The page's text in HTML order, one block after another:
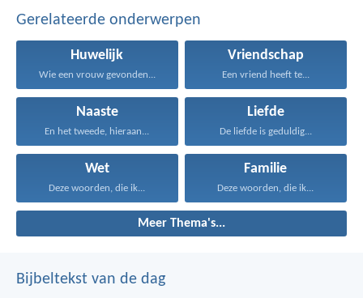
Gerelateerde onderwerpen
Huwelijk
Wie een vrouw gevonden...
Vriendschap
Een vriend heeft te...
Naaste
En het tweede, hieraan...
Liefde
De liefde is geduldig...
Wet
Deze woorden, die ik...
Familie
Deze woorden, die ik...
Meer Thema's...
Bijbeltekst van de dag